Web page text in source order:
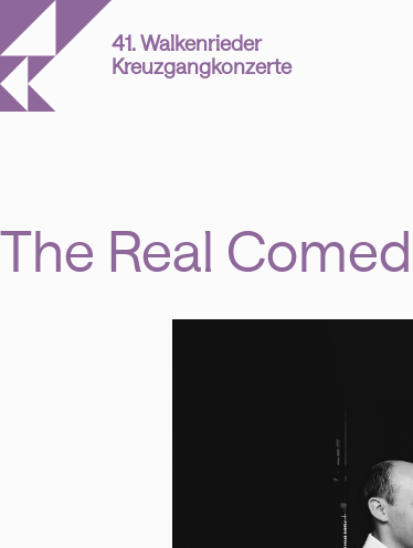
41. Walkenrieder
Kreuzgangkonzerte
The Real